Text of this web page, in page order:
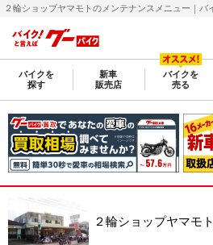
バイクを
探す
新車
販売店
バイクを
売る
２輪ショップヤマモト